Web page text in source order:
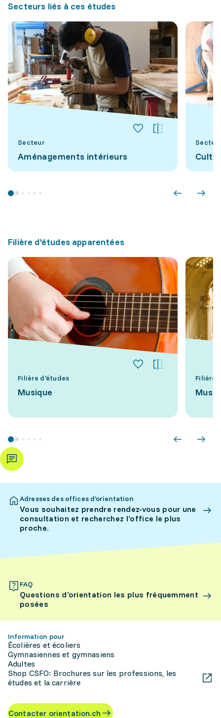
Secteurs liés à ces études
Secteur
Aménagements intérieurs
Filière d'études apparentées
Filière d'études
Musique
Filière
Adresses des offices d’orientation
Vous souhaitez prendre rendez-vous pour une
consultation et recherchez l’office le plus
proche.
FAQ
Questions d’orientation les plus fréquemment
posées
Information pour
Écolières et écoliers
Gymnasiennes et gymnasiens
Adultes
Shop CSFO: Brochures sur les professions, les
études et la carrière
Contacter orientation.ch